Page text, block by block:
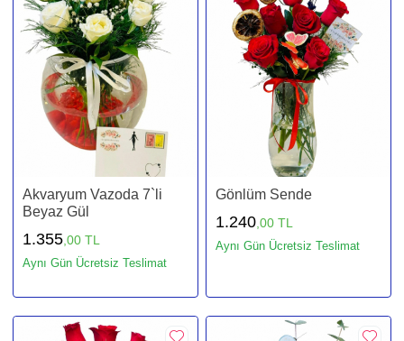
Akvaryum Vazoda 7`li
Beyaz Gül
1.355,00 TL
Aynı Gün Ücretsiz Teslimat
Gönlüm Sende
1.240,00 TL
Aynı Gün Ücretsiz Teslimat